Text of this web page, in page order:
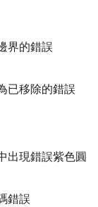
界的錯誤
已移除的錯誤
出現錯誤紫色圓
錯誤